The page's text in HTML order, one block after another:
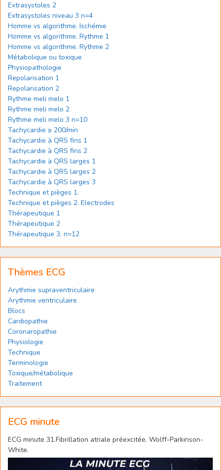
Extrasystoles 2
Extrasystoles niveau 3 n=4
Homme vs algorithme. Ischémie
Homme vs algorithme. Rythme 1
Homme vs algorithme. Rythme 2
Métabolique ou toxique
Physiopathologie
Repolarisation 1
Repolarisation 2
Rythme meli melo 1
Rythme meli melo 2
Rythme meli melo 3 n=10
Tachycardie ≥ 200/min
Tachycardie à QRS fins 1
Tachycardie à QRS fins 2
Tachycardie à QRS larges 1
Tachycardie à QRS larges 2
Tachycardie à QRS larges 3
Technique et pièges 1.
Technique et pièges 2. Electrodes
Thérapeutique 1
Thérapeutique 2
Thérapeutique 3. n=12
Thèmes ECG
Arythmie supraventriculaire
Arythmie ventriculaire
Blocs
Cardiopathie
Coronaropathie
Physiologie
Technique
Terminologie
Toxique/métabolique
Traitement
ECG minute
ECG minute 31.Fibrillation atriale préexcitée. Wolff-Parkinson-
White.